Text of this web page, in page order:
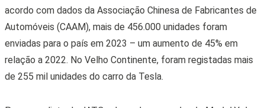
acordo com dados da Associação Chinesa de Fabricantes de
Automóveis (CAAM), mais de 456.000 unidades foram
enviadas para o país em 2023 – um aumento de 45% em
relação a 2022. No Velho Continente, foram registadas mais
de 255 mil unidades do carro da Tesla.